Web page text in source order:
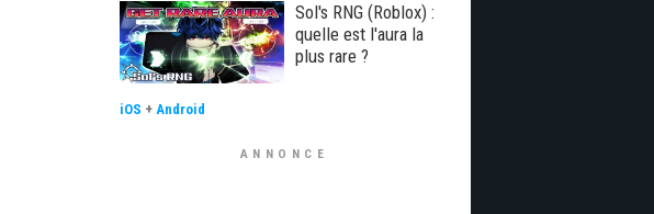
Sol's RNG (Roblox) :
quelle est l'aura la
plus rare ?
iOS + Android
ANNONCE